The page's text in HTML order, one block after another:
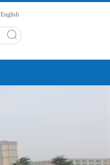
English